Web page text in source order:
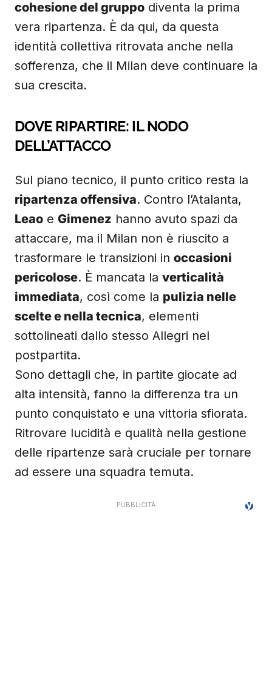
cohesione del gruppo diventa la prima
vera ripartenza. È da qui, da questa
identità collettiva ritrovata anche nella
sofferenza, che il Milan deve continuare la
sua crescita.
DOVE RIPARTIRE: IL NODO
DELL’ATTACCO
Sul piano tecnico, il punto critico resta la
ripartenza offensiva. Contro l’Atalanta,
Leao e Gimenez hanno avuto spazi da
attaccare, ma il Milan non è riuscito a
trasformare le transizioni in occasioni
pericolose. È mancata la verticalità
immediata, così come la pulizia nelle
scelte e nella tecnica, elementi
sottolineati dallo stesso Allegri nel
postpartita.
Sono dettagli che, in partite giocate ad
alta intensità, fanno la differenza tra un
punto conquistato e una vittoria sfiorata.
Ritrovare lucidità e qualità nella gestione
delle ripartenze sarà cruciale per tornare
ad essere una squadra temuta.